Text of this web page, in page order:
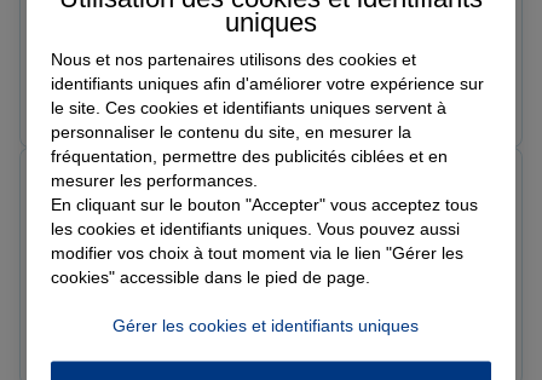
Le 08/07/2026 - Agence AVRANCHES DUCEY
Prendre un RDV Voir l'agence
Note de 5 sur 5
Le 07/07/2026 - Agence AVRANCHES DUCEY
Très bien accueillie par le personnel et David m'a bien
orienté sur tous mes contrats et je suis satisfaite de cet
Micheline L.
Prendre un RDV Voir l'agence
uniques
Nous et nos partenaires utilisons des cookies et
identifiants uniques afin d'améliorer votre expérience sur
le site. Ces cookies et identifiants uniques servent à
personnaliser le contenu du site, en mesurer la
fréquentation, permettre des publicités ciblées et en
mesurer les performances.
En cliquant sur le bouton "Accepter" vous acceptez tous
les cookies et identifiants uniques. Vous pouvez aussi
modifier vos choix à tout moment via le lien "Gérer les
cookies" accessible dans le pied de page.
Gérer les cookies et identifiants uniques